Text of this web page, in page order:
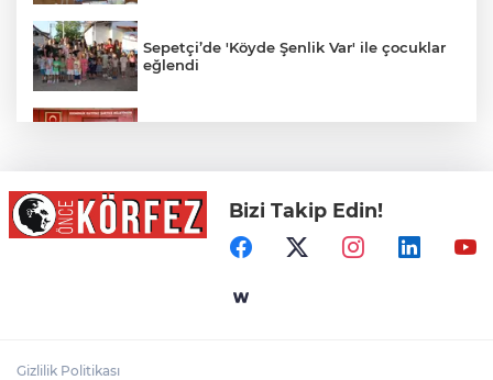
Sepetçi’de 'Köyde Şenlik Var' ile çocuklar
eğlendi
Sokakta neler konuşuluyor? Kemal
Kılıçdaroğlu mu, Özgür Özel mi?
İçecekten Ara Öğüne Balın Kullanım
Bizi Takip Edin!
Gizlilik Politikası